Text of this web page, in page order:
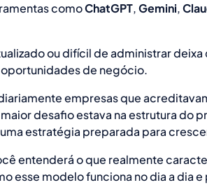
comoChatGPT,Gemini,
ou difícil de administrar
de negócio.
empresas que
desafio estava na estrutura do
estratégia preparada para
entenderá o que realmente
esse modelo funciona no dia a dia